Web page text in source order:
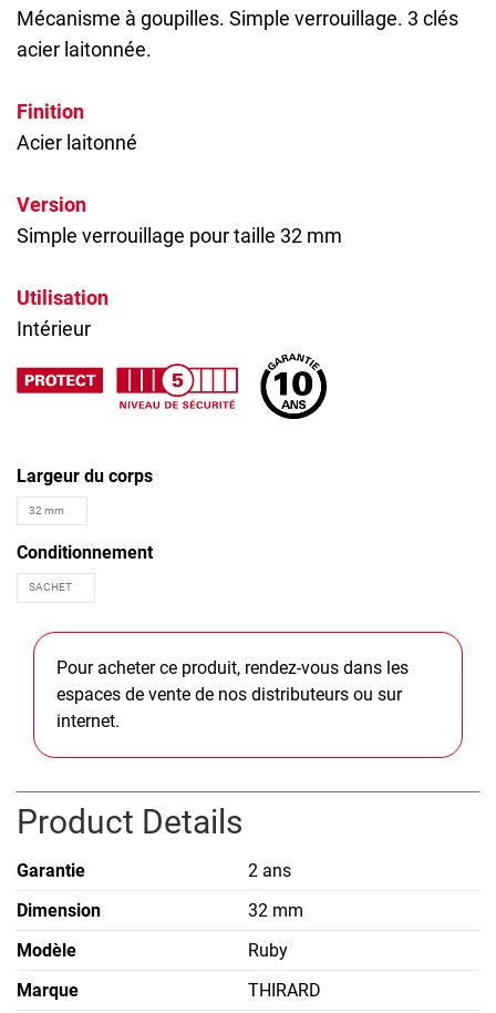
Mécanisme à goupilles. Simple verrouillage. 3 clés
acier laitonnée.
Finition
Acier laitonné
Version
Simple verrouillage pour taille 32 mm
Utilisation
Intérieur
Largeur du corps
Conditionnement
Pour acheter ce produit, rendez-vous dans les
espaces de vente de nos distributeurs ou sur
internet.
Product Details
Garantie
2 ans
Dimension
32 mm
Modèle
Ruby
Marque
THIRARD